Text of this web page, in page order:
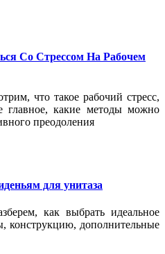
Со Стрессом На Рабочем
что такое рабочий стресс,
главное, какие методы можно
преодоления
для унитаза
как выбрать идеальное
конструкцию, дополнительные